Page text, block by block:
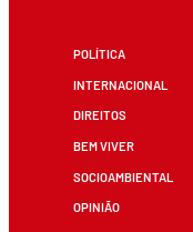
POLÍTICA
INTERNACIONAL
DIREITOS
BEM VIVER
SOCIOAMBIENTAL
OPINIÃO